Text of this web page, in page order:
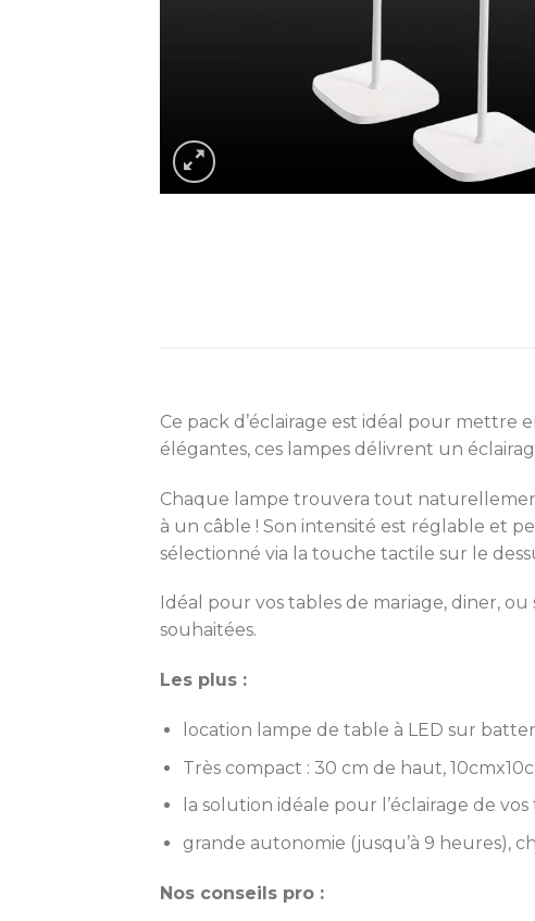
Ce pack d’éclairage est idéal pour mettre
élégantes, ces lampes délivrent un
Chaque lampe trouvera tout
à un câble ! Son intensité est réglable et
sélectionné via la touche tactile sur le
Idéal pour vos tables de mariage, diner,
souhaitées.
Les plus :
location lampe de table à LED sur
Très compact : 30 cm de haut,
la solution idéale pour l’éclairage de vos
grande autonomie (jusqu’à 9 heures),
Nos conseils pro :